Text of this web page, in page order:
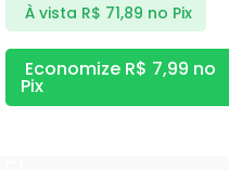
À vista R$ 71,89 no Pix
Economize R$ 7,99 no
Pix